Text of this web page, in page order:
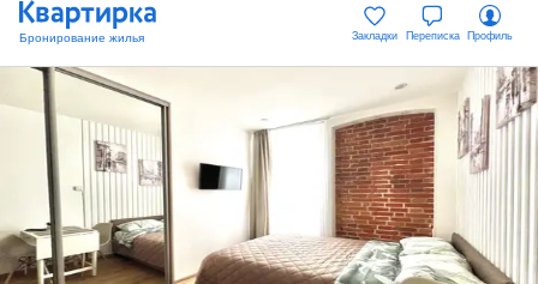
Закладки Переписка Профиль